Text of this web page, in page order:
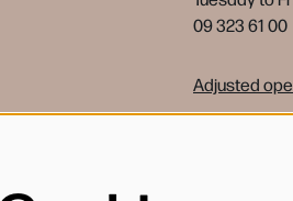
09 323 61 00
Adjusted